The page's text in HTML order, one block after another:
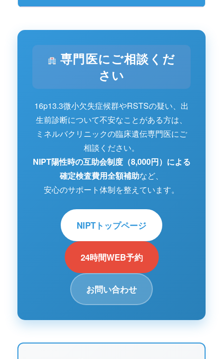
専門医にご相談くだ
さい
16p13.3微小欠失症候群やRSTSの疑い、出
生前診断について不安なことがある方は、
ミネルバクリニックの臨床遺伝専門医にご
相談ください。
NIPT陽性時の互助会制度（8,000円）による
確定検査費用全額補助など、
安心のサポート体制を整えています。
NIPTトップページ
24時間WEB予約
お問い合わせ